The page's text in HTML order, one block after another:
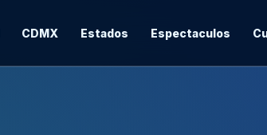
CDMX Estados Espectaculos